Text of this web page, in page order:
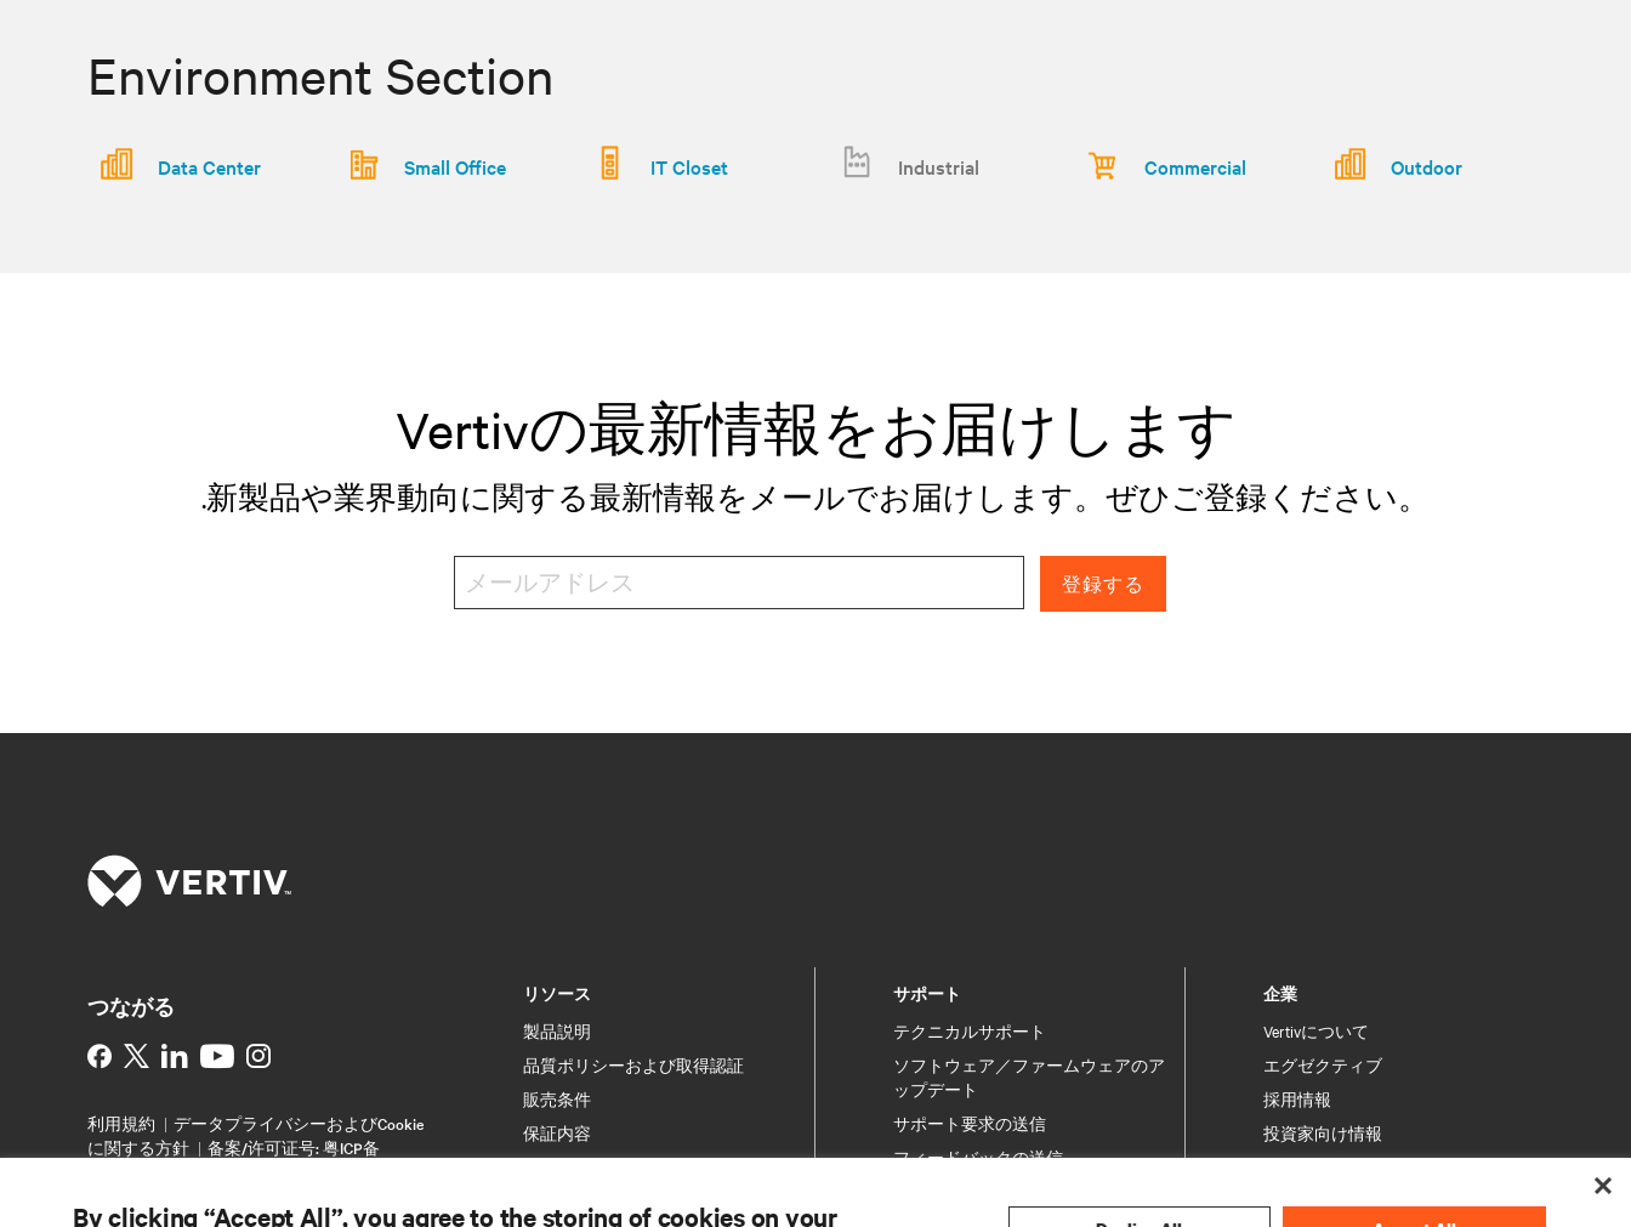
Environment Section
Data Center Small Office IT Closet Industrial Commercial Outdoor
Vertivの最新情報をお届けします
.新製品や業界動向に関する最新情報をメールでお届けします。ぜひご登録ください。
登録する
リソース
製品説明
品質ポリシーおよび取得認証
販売条件
保証内容
サポート
テクニカルサポート
ソフトウェア／ファームウェアのア
ップデート
サポート要求の送信
フィードバックの送信
企業
Vertivについて
エグゼクティブ
採用情報
投資家向け情報
つながる
Instagram
利用規約
データプライバシーおよびCookie
に関する方針
备案/许可证号: 粤ICP备
©2026 Vertiv Group Corp. 無断複製・転載を禁
By clicking “Accept All”, you agree to the storing of cookies on your